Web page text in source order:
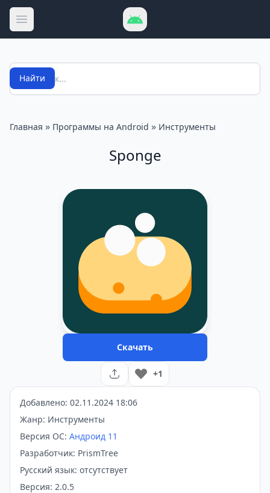
Открыть меню
Поиск
Найти
Главная » Программы на Android » Инструменты
Sponge
Скачать
+1
Добавлено: 02.11.2024 18:06
Жанр: Инструменты
Версия ОС: Андроид 11
Разработчик: PrismTree
Русский язык: отсутствует
Версия: 2.0.5